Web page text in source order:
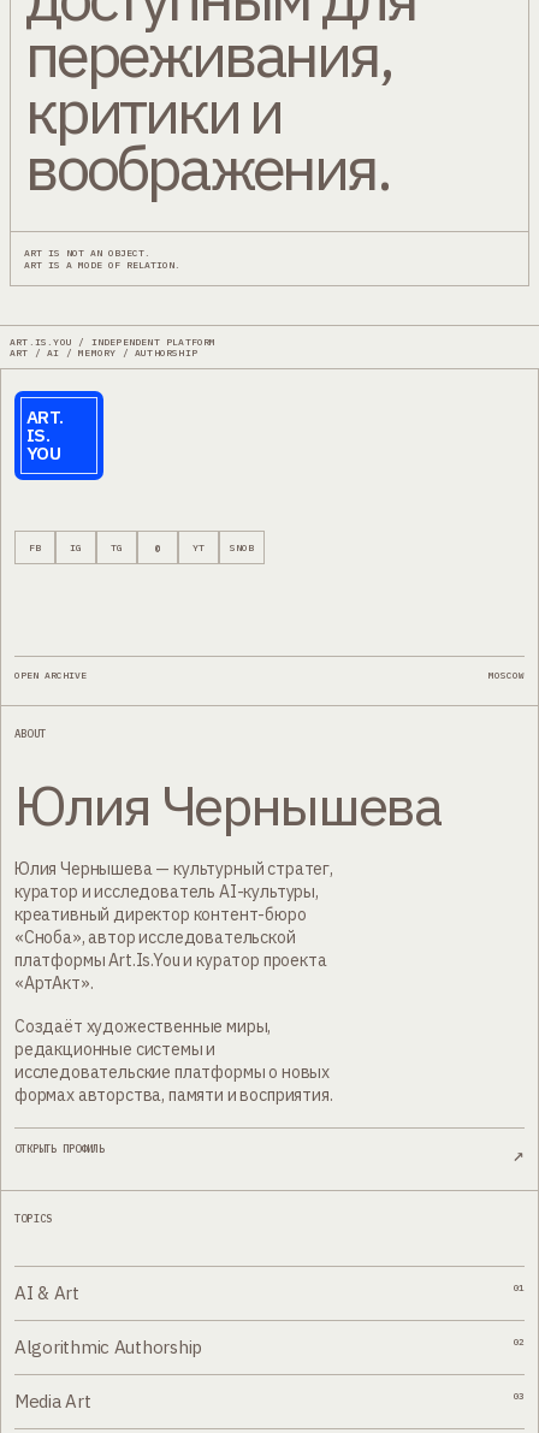
переживания,
критики и
воображения.
ART IS NOT AN OBJECT.
ART IS A MODE OF RELATION.
ART.IS.YOU / INDEPENDENT PLATFORM
ART / AI / MEMORY / AUTHORSHIP
ART.
IS.
YOU
FB IG TG @ YT SNOB
OPEN ARCHIVE MOSCOW
ABOUT
Юлия Чернышева
Юлия Чернышева — культурный стратег,
куратор и исследователь AI-культуры,
креативный директор контент-бюро
«Сноба», автор исследовательской
платформы Art.Is.You и куратор проекта
«АртАкт».
Создаёт художественные миры,
редакционные системы и
исследовательские платформы о новых
формах авторства, памяти и восприятия.
ОТКРЫТЬ ПРОФИЛЬ ↗
TOPICS
AI & Art 01
Algorithmic Authorship 02
Media Art 03